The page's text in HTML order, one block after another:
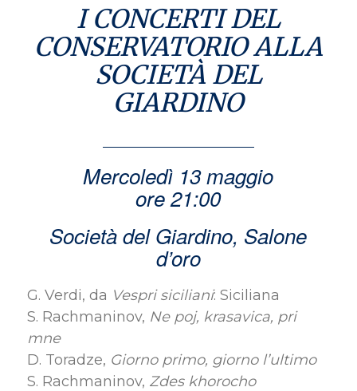
I CONCERTI DEL
CONSERVATORIO ALLA
SOCIETÀ DEL
GIARDINO
Mercoledì 13 maggio
ore 21:00
Società del Giardino, Salone
d’oro
G. Verdi, da Vespri siciliani: Siciliana
S. Rachmaninov, Ne poj, krasavica, pri
mne
D. Toradze, Giorno primo, giorno l’ultimo
S. Rachmaninov, Zdes khorocho